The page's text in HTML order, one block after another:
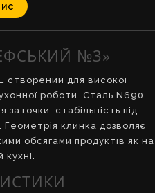
№3»
створений для високої
роботи. Сталь N690
стабільність під
клинка дозволяє
обсягами продуктів як на
кухні.